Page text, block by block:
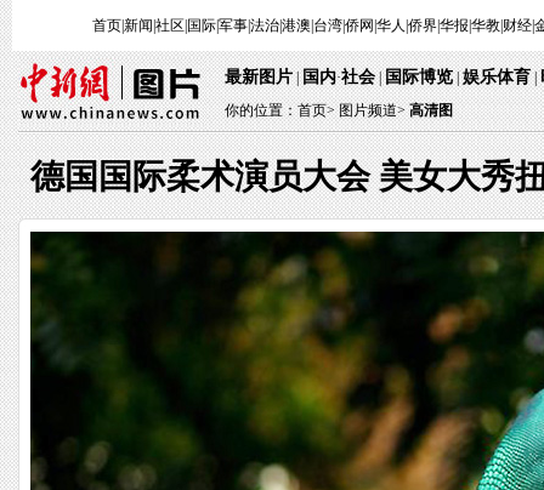
首页|新闻 社区 国际|军事|法治|港澳 台湾|侨网 华人 侨界|华报 华教| 财经|
最新图片|国内·社会|国际博览|娱乐体育|
你的位置：首页>图片频道> 高清图
德国国际柔术演员大会 美女大秀